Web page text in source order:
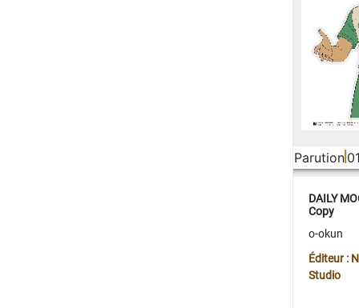
Parution
DAILY
Copy
o-okun
Éditeur :
Studio